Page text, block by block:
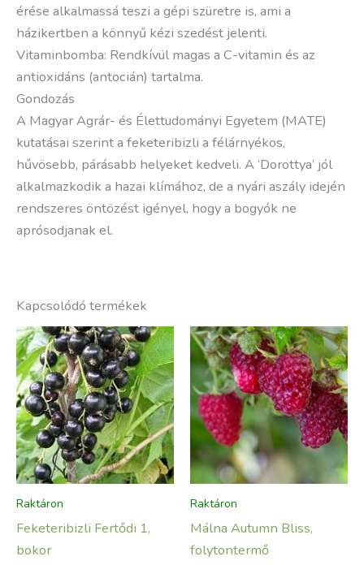
érése alkalmassá teszi a gépi szüretre is, ami a
házikertben a könnyű kézi szedést jelenti.
Vitaminbomba: Rendkívül magas a C-vitamin és az
antioxidáns (antocián) tartalma.
Gondozás
A Magyar Agrár- és Élettudományi Egyetem (MATE)
kutatásai szerint a feketeribizli a félárnyékos,
hűvösebb, párásabb helyeket kedveli. A ‘Dorottya’ jól
alkalmazkodik a hazai klímához, de a nyári aszály idején
rendszeres öntözést igényel, hogy a bogyók ne
aprósodjanak el.
Kapcsolódó termékek
Raktáron
Feketeribizli Fertődi 1,
bokor
Raktáron
Málna Autumn Bliss,
folytontermő